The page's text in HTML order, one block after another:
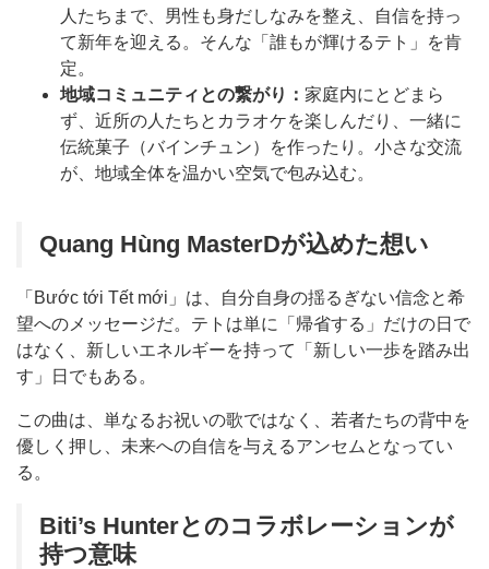
人たちまで、男性も身だしなみを整え、自信を持っ
て新年を迎える。そんな「誰もが輝けるテト」を肯
定。
地域コミュニティとの繋がり： 家庭内にとどまら
ず、近所の人たちとカラオケを楽しんだり、一緒に
伝統菓子（バインチュン）を作ったり。小さな交流
が、地域全体を温かい空気で包み込む。
Quang Hùng MasterDが込めた想い
「Bước tới Tết mới」は、自分自身の揺るぎない信念と希
望へのメッセージだ。テトは単に「帰省する」だけの日で
はなく、新しいエネルギーを持って「新しい一歩を踏み出
す」日でもある。
この曲は、単なるお祝いの歌ではなく、若者たちの背中を
優しく押し、未来への自信を与えるアンセムとなってい
る。
Biti’s Hunterとのコラボレーションが
持つ意味